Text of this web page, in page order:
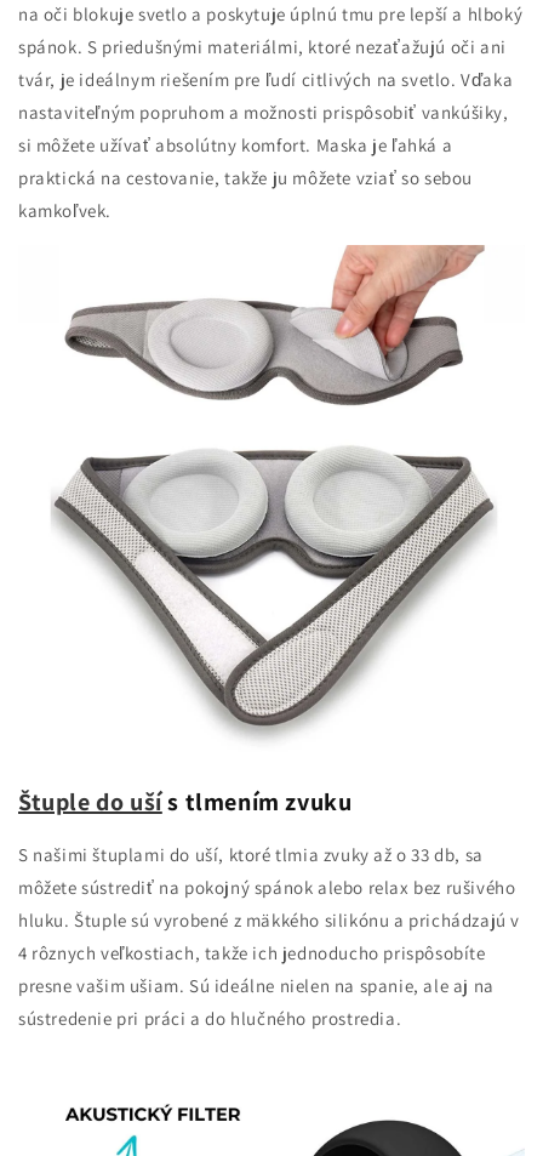
na oči blokuje svetlo a poskytuje úplnú tmu pre lepší a hlboký
spánok. S priedušnými materiálmi, ktoré nezaťažujú oči ani
tvár, je ideálnym riešením pre ľudí citlivých na svetlo. Vďaka
nastaviteľným popruhom a možnosti prispôsobiť vankúšiky,
si môžete užívať absolútny komfort. Maska je ľahká a
praktická na cestovanie, takže ju môžete vziať so sebou
kamkoľvek.
Štuple do ušís tlmením zvuku
S našimi štuplami do uší, ktoré tlmia zvuky až o 33 db, sa
môžete sústrediť na pokojný spánok alebo relax bez rušivého
hluku. Štuple sú vyrobené z mäkkého silikónu a prichádzajú v
4 rôznych veľkostiach, takže ich jednoducho prispôsobíte
presne vašim ušiam. Sú ideálne nielen na spanie, ale aj na
sústredenie pri práci a do hlučného prostredia.